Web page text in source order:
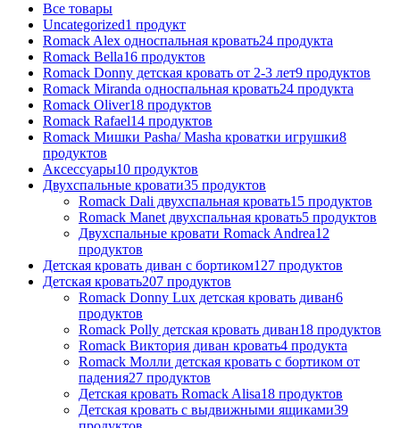
Все товары
Uncategorized1 продукт
Romack Alex односпальная кровать24 продукта
Romack Bella16 продуктов
Romack Donny детская кровать от 2-3 лет9 продуктов
Romack Miranda односпальная кровать24 продукта
Romack Oliver18 продуктов
Romack Rafael14 продуктов
Romack Мишки Pasha/ Masha кроватки игрушки8
продуктов
Аксессуары10 продуктов
Двухспальные кровати35 продуктов
Romack Dali двухспальная кровать15 продуктов
Romack Manet двухспальная кровать5 продуктов
Двухспальные кровати Romack Andrea12
продуктов
Детcкая кровать диван с бортиком127 продуктов
Детская кровать207 продуктов
Romack Donny Lux детская кровать диван6
продуктов
Romack Polly детская кровать диван18 продуктов
Romack Виктория диван кровать4 продукта
Romack Молли детская кровать с бортиком от
падения27 продуктов
Детская кровать Romack Alisa18 продуктов
Детская кровать с выдвижными ящиками39